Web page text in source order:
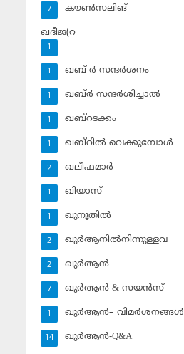
കൗണ്‍സലിങ്‌
7
ഖദീജ(റ
1
ഖബ് ര്‍ സന്ദര്‍ശനം
1
ഖബ്ര്‍ സന്ദര്‍ശിച്ചാല്‍
1
ഖബ്‌റടക്കം
1
ഖബ്‌റില്‍ വെക്കുമ്പോള്‍
1
ഖലീഫമാര്‍
2
ഖിയാസ്
1
ഖുനൂതില്‍
1
ഖുര്‍ആനില്‍നിന്നുള്ളവ
2
ഖുര്‍ആന്‍
2
ഖുര്‍ആന്‍ & സയന്‍സ്‌
7
ഖുര്‍ആന്‍– വിമര്‍ശനങ്ങള്‍
1
ഖുര്‍ആന്‍-Q&A
14